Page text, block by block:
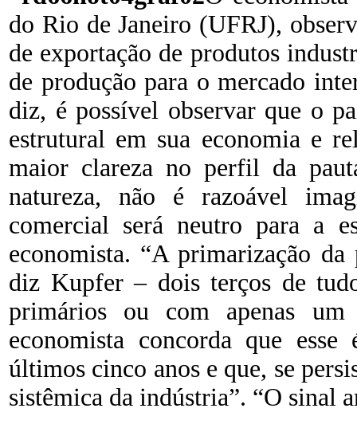
do Rio de Janeiro (UFRJ),
de exportação de produtos
de produção para o mercado
diz, é possível observar que o
estrutural em sua economia e
maior clareza no perfil da
natureza, não é razoável
comercial será neutro para a
economista. “A primarização da
diz Kupfer – dois terços de
primários ou com apenas um
economista concorda que
últimos cinco anos e que, se
sistêmica da indústria”. “O sinal